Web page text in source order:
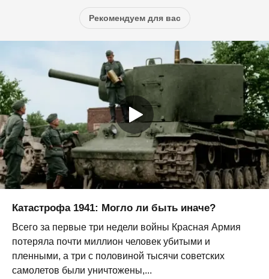
Рекомендуем для вас
Катастрофа 1941: Могло ли быть иначе?
Всего за первые три недели войны Красная Армия
потеряла почти миллион человек убитыми и
пленными, а три с половиной тысячи советских
самолетов были уничтожены,...